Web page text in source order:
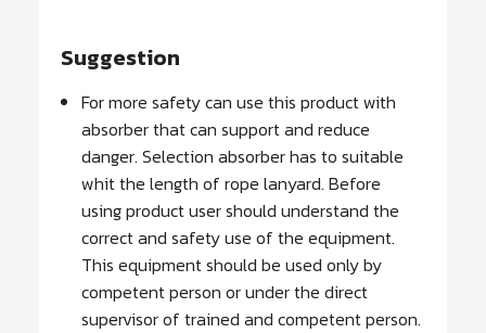
Suggestion
For more safety can use this product with
absorber that can support and reduce
danger. Selection absorber has to suitable
whit the length of rope lanyard. Before
using product user should understand the
correct and safety use of the equipment.
This equipment should be used only by
competent person or under the direct
supervisor of trained and competent person.